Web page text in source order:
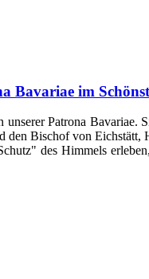
Bavariae im
unserer Patrona
Bischof von
des Himmels